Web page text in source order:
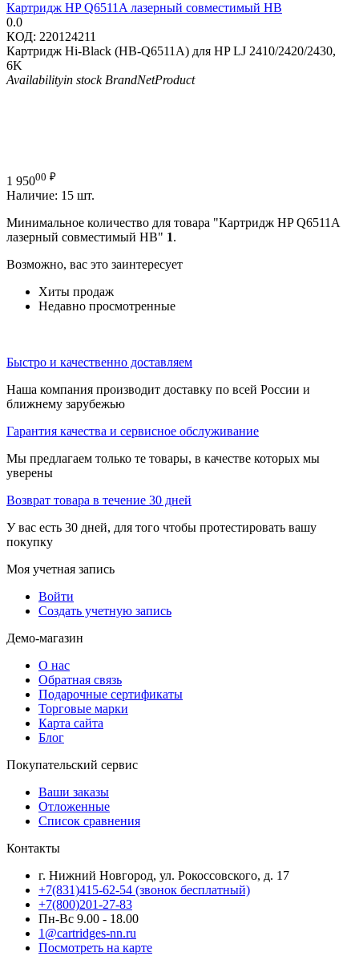
Картридж HP Q6511A лазерный совместимый HB
0.0
КОД: 220124211
Картридж Hi-Black (HB-Q6511A) для HP LJ 2410/2420/2430,
6K
Availabilityin stock BrandNetProduct
1 95000 ₽
Наличие: 15 шт.
Минимальное количество для товара "Картридж HP Q6511A
лазерный совместимый HB" 1.
Возможно, вас это заинтересует
Хиты продаж
Недавно просмотренные
Быстро и качественно доставляем
Наша компания производит доставку по всей России и
ближнему зарубежью
Гарантия качества и сервисное обслуживание
Мы предлагаем только те товары, в качестве которых мы
уверены
Возврат товара в течение 30 дней
У вас есть 30 дней, для того чтобы протестировать вашу
покупку
Моя учетная запись
Войти
Создать учетную запись
Демо-магазин
О нас
Обратная связь
Подарочные сертификаты
Торговые марки
Карта сайта
Блог
Покупательский сервис
Ваши заказы
Отложенные
Список сравнения
Контакты
г. Нижний Новгород, ул. Рокоссовского, д. 17
+7(831)415-62-54 (звонок бесплатный)
+7(800)201-27-83
Пн-Вс 9.00 - 18.00
1@cartridges-nn.ru
Посмотреть на карте